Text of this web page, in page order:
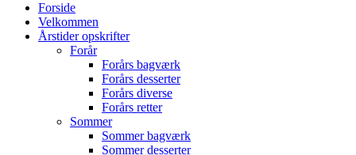
Menu
Forside
Velkommen
Årstider opskrifter
Forår
Forårs bagværk
Forårs desserter
Forårs diverse
Forårs retter
Sommer
Sommer bagværk
Sommer desserter